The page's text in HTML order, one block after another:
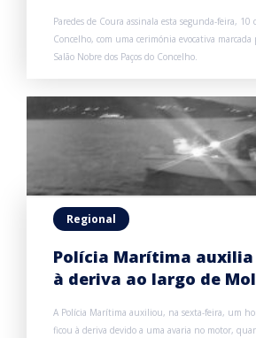
Paredes de Coura assinala esta segunda-feira, 10
Concelho, com uma cerimónia evocativa
Salão Nobre dos Paços do Concelho.
Regional
Polícia Marítima auxilia
à deriva ao largo de
A Polícia Marítima auxiliou, na sexta-feira, um
ficou à deriva devido a uma avaria no motor,